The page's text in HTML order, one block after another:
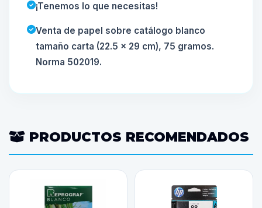
¡Tenemos lo que necesitas!
Venta de papel sobre catálogo blanco
tamaño carta (22.5 x 29 cm), 75 gramos.
Norma 502019.
PRODUCTOS RECOMENDADOS